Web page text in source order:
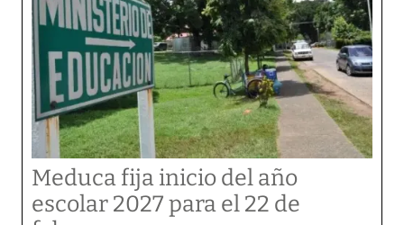
Meduca fija inicio del año
escolar 2027 para el 22 de